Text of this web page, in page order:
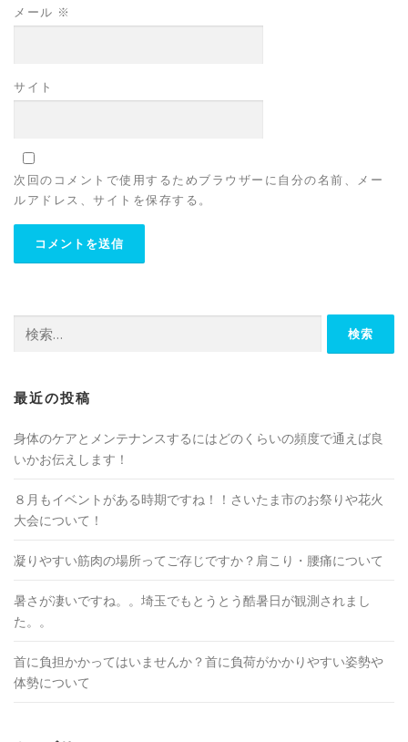
メール ※
サイト
次回のコメントで使用するためブラウザーに自分の名前、メー
ルアドレス、サイトを保存する。
索:
最近の投稿
身体のケアとメンテナンスするにはどのくらいの頻度で通えば良
いかお伝えします！
８月もイベントがある時期ですね！！さいたま市のお祭りや花火
大会について！
凝りやすい筋肉の場所ってご存じですか？肩こり・腰痛について
暑さが凄いですね。。埼玉でもとうとう酷暑日が観測されまし
た。。
首に負担かかってはいませんか？首に負荷がかかりやすい姿勢や
体勢について